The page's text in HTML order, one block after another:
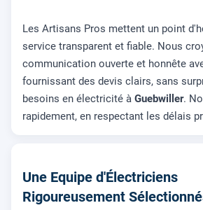
Les Artisans Pros mettent un point
service transparent et fiable. Nous
communication ouverte et honnête
fournissant des devis clairs, sans
besoins en électricité à Guebwiller.
rapidement, en respectant les délais
Une Equipe d'Électriciens
Rigoureusement